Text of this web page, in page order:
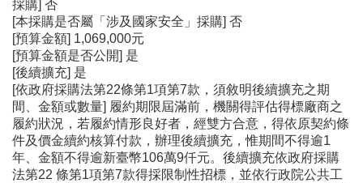
採購] 否
[本採購是否屬「涉及國家安全」採購] 否
[預算金額] 1,069,000元
[預算金額是否公開] 是
[後續擴充] 是
[依政府採購法第22條第1項第7款，須敘明後續擴充之期
間、金額或數量] 履約期限屆滿前，機關得評估得標廠商之
履約狀況，若履約情形良好者，經雙方合意，得依原契約條
件及價金續約核算付款，辦理後續擴充，惟期間不得逾1
年、金額不得逾新臺幣106萬9仟元。後續擴充依政府採購
法第22 條第1項第7款得採限制性招標，並依行政院公共工